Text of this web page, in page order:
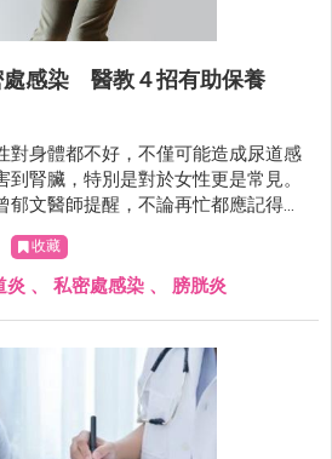
處感染 醫教４招有助保養
對身體都不好，不僅可能造成尿道感
腎臟，特別是對於女性更是常見。
郁文醫師提醒，不論再忙都應記得上
發生。
收藏
炎 、 私密處感染 、 膀胱炎